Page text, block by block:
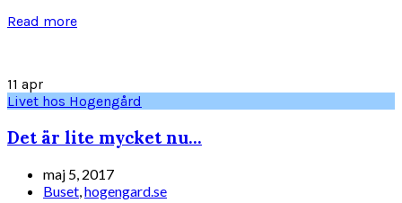
Read more
11 apr
Livet hos Hogengård
Det är lite mycket nu…
maj 5, 2017
Buset,hogengard.se